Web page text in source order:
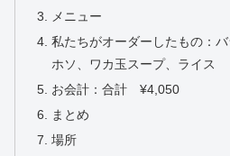
メニュー
私たちがオーダーしたもの：バ
ホソ、ワカ玉スープ、ライス
お会計：合計 ¥4,050
まとめ
場所